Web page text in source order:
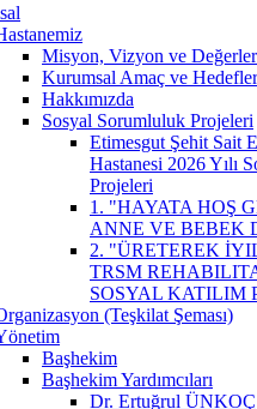
Misyon, Vizyon ve
Kurumsal Amaç ve
Hakkımızda
Sosyal Sorumluluk Projeleri
Etimesgut Şehit Sait
Hastanesi 2026 Yılı
Projeleri
1. "HAYATA HOŞ
ANNE VE BEBEK
2. "ÜRETEREK
TRSM
SOSYAL KATILIM
(Teşkilat Şeması)
Başhekim
Başhekim Yardımcıları
Dr. Ertuğrul ÜNKOÇ